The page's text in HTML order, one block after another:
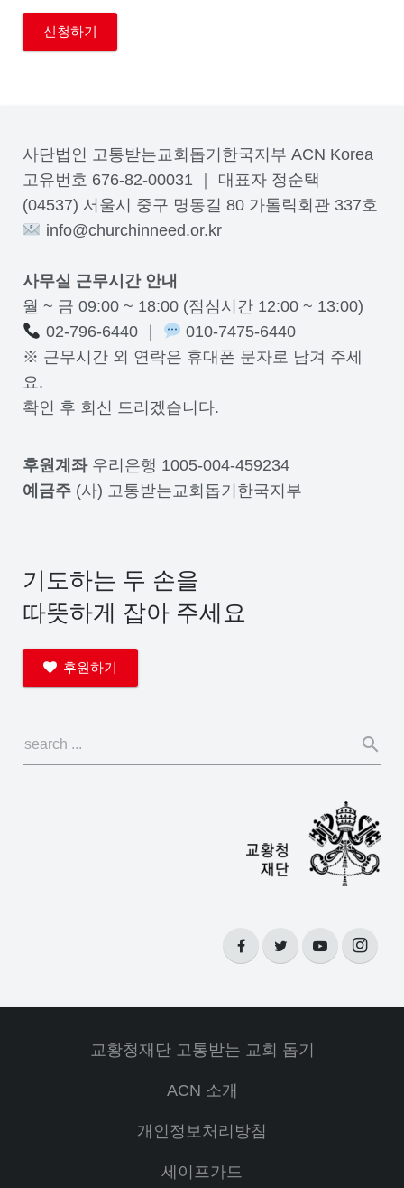
사단법인 고통받는교회돕기한국지부 ACN Korea
고유번호 676-82-00031 ｜ 대표자 정순택
(04537) 서울시 중구 명동길 80 가톨릭회관 337호
info@churchinneed.or.kr
사무실 근무시간 안내
월 ~ 금 09:00 ~ 18:00 (점심시간 12:00 ~ 13:00)
02-796-6440 ｜
010-7475-6440
※ 근무시간 외 연락은 휴대폰 문자로 남겨 주세
요.
확인 후 회신 드리겠습니다.
후원계좌우리은행 1005-004-459234
예금주 (사) 고통받는교회돕기한국지부
기도하는 두 손을
따뜻하게 잡아 주세요
후원하기
교황청재단 고통받는 교회 돕기
ACN 소개
개인정보처리방침
세이프가드